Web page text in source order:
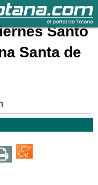
Santo
Santa de